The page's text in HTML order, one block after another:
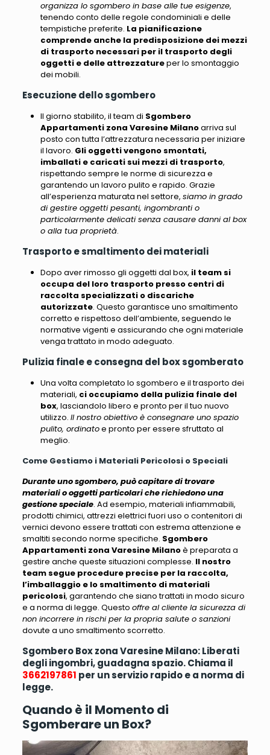
organizza lo sgombero in base alle tue esigenze,
tenendo conto delle regole condominiali e delle
tempistiche preferite. La pianificazione
comprende anche la predisposizione dei mezzi
di trasporto necessari per il trasporto degli
oggetti e delle attrezzatureper lo smontaggio
dei mobili.
Esecuzione dello sgombero
Il giorno stabilito, il team di Sgombero
Appartamenti zona Varesine Milanoarriva sul
posto con tutta l’attrezzatura necessaria per iniziare
il lavoro. Gli oggetti vengono smontati,
imballati e caricati sui mezzi di trasporto,
rispettando sempre le norme di sicurezza e
garantendo un lavoro pulito e rapido. Grazie
all’esperienza maturata nel settore, siamo in grado
di gestire oggetti pesanti, ingombranti o
particolarmente delicati senza causare danni al box
o alla tua proprietà.
Trasporto e smaltimento dei materiali
Dopo aver rimosso gli oggetti dal box, il team si
occupa del loro trasporto presso centri di
raccolta specializzati o discariche
autorizzate. Questo garantisce uno smaltimento
corretto e rispettoso dell’ambiente, seguendo le
normative vigenti e assicurando che ogni materiale
venga trattato in modo adeguato.
Pulizia finale e consegna del box sgomberato
Una volta completato lo sgombero e il trasporto dei
materiali, ci occupiamo della pulizia finale del
box, lasciandolo libero e pronto per il tuo nuovo
utilizzo. Il nostro obiettivo è consegnare uno spazio
pulito, ordinatoe pronto per essere sfruttato al
meglio.
Come Gestiamo i Materiali Pericolosi o Speciali
Durante uno sgombero, può capitare di trovare
materiali o oggetti particolari che richiedono una
gestione speciale. Ad esempio, materiali infiammabili,
prodotti chimici, attrezzi elettrici fuori uso o contenitori di
vernici devono essere trattati con estrema attenzione e
smaltiti secondo norme specifiche. Sgombero
Appartamenti zona Varesine Milanoè preparata a
gestire anche queste situazioni complesse. Il nostro
team segue procedure precise per la raccolta,
l’imballaggio e lo smaltimento di materiali
pericolosi, garantendo che siano trattati in modo sicuro
e a norma di legge. Questo offre al cliente la sicurezza di
non incorrere in rischi per la propria salute o sanzioni
dovute a uno smaltimento scorretto.
Sgombero Box zona Varesine Milano: Liberati
degli ingombri, guadagna spazio. Chiama il
3662197861 per un servizio rapido e a norma di
legge.
Quando è il Momento di
Sgomberare un Box?